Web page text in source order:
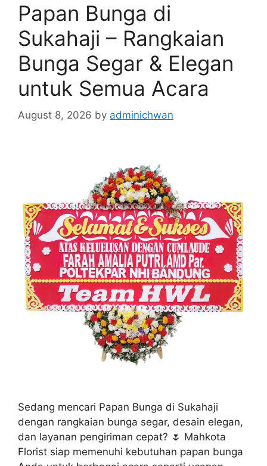
Papan Bunga di
Sukahaji – Rangkaian
Bunga Segar & Elegan
untuk Semua Acara
August 8, 2026 by adminichwan
Sedang mencari Papan Bunga di Sukahaji
dengan rangkaian bunga segar, desain elegan,
dan layanan pengiriman cepat? 🌷 Mahkota
Florist siap memenuhi kebutuhan papan bunga